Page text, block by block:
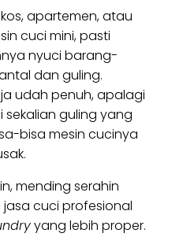
apartemen, atau
cuci mini, pasti
nyuci barang-
dan guling.
udah penuh, apalagi
sekalian guling yang
bisa mesin cucinya
mending serahin
cuci profesional
yang lebih proper.